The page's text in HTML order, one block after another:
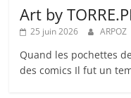
Art by
25 juin 2026 ARPOZ
Quand les pochettes
des comics Il fut un